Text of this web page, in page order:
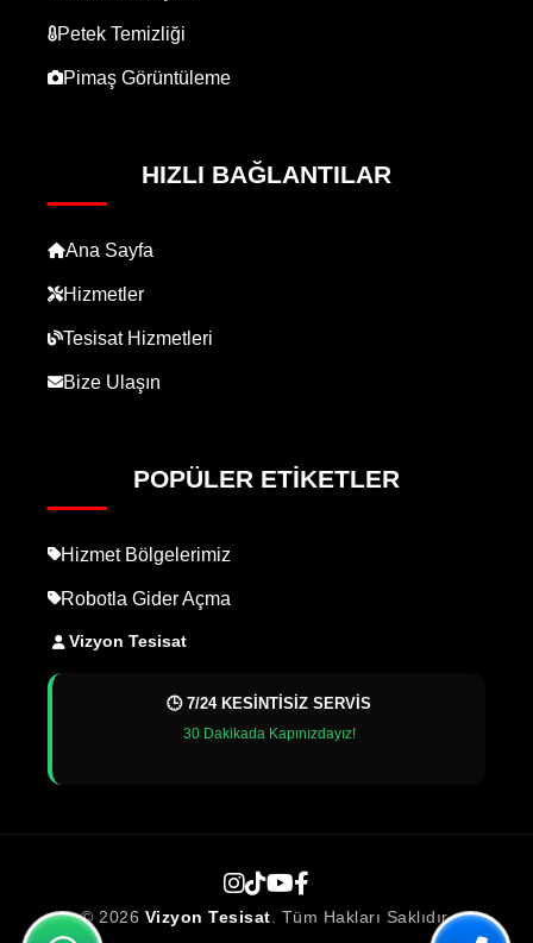
Petek Temizliği
Pimaş Görüntüleme
HIZLI BAĞLANTILAR
Ana Sayfa
Hizmetler
Tesisat Hizmetleri
Bize Ulaşın
POPÜLER ETIKETLER
Hizmet Bölgelerimiz
Robotla Gider Açma
Vizyon Tesisat
🕒 7/24 KESİNTİSİZ SERVİS
30 Dakikada Kapınızdayız!
© 2026 Vizyon Tesisat . Tüm Hakları Saklıdır.